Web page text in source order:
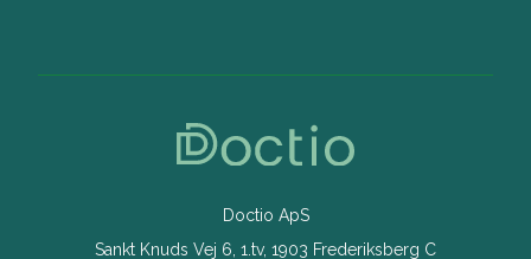
Doctio ApS
Sankt Knuds Vej 6, 1.tv, 1903 Frederiksberg C